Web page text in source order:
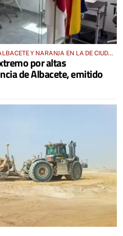
Y NARANJA EN LA DE CIUDAD
por altas
de Albacete, emitido